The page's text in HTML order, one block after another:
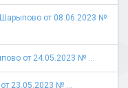
от 08.06.2023 №
от 24.05.2023 № ...
23.05.2023 № ...